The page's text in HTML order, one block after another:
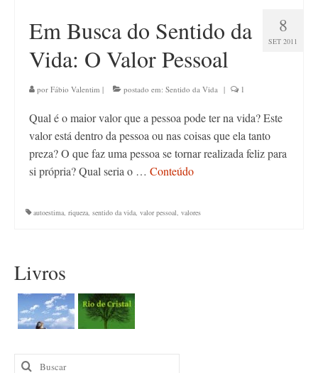
8
SET 2011
Em Busca do Sentido da
Vida: O Valor Pessoal
por Fábio Valentim | postado em: Sentido da Vida | 1
Qual é o maior valor que a pessoa pode ter na vida? Este
valor está dentro da pessoa ou nas coisas que ela tanto
preza? O que faz uma pessoa se tornar realizada feliz para
si própria? Qual seria o … Conteúdo
autoestima, riqueza, sentido da vida, valor pessoal, valores
Livros
Buscar